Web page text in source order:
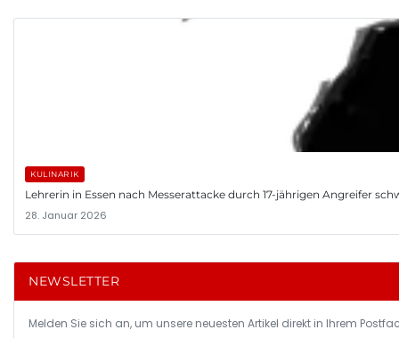
KULINARIK
Lehrerin in Essen nach Messerattacke durch 17-jährigen Angreifer
28. Januar 2026
NEWSLETTER
Melden Sie sich an, um unsere neuesten Artikel direkt in Ihrem